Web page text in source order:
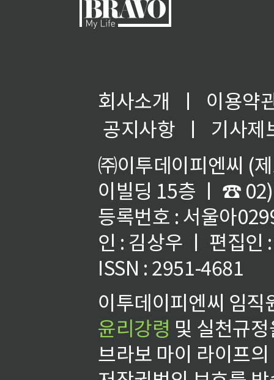
회사소개 ㅣ
이용약
공지사항
ㅣ
기사제
㈜이투데이피엔씨 (
이빌딩 15층 ㅣ ☎
등록번호 : 서울아
인 : 김상우 ㅣ 편집인
ISSN : 2951-4681
이투데이피엔씨 임
윤리강령 및 실천규
브라보 마이 라이프